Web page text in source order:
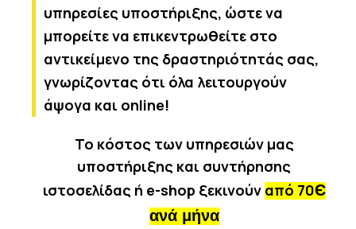
υπηρεσίες υποστήριξης, ώστε να
μπορείτε να επικεντρωθείτε στο
αντικείμενο της δραστηριότητάς σας,
γνωρίζοντας ότι όλα λειτουργούν
άψογα και online!
Το κόστος των υπηρεσιών μας
υποστήριξης και συντήρησης
ιστοσελίδας ή e-shop ξεκινούν από 70Є
ανά μήνα